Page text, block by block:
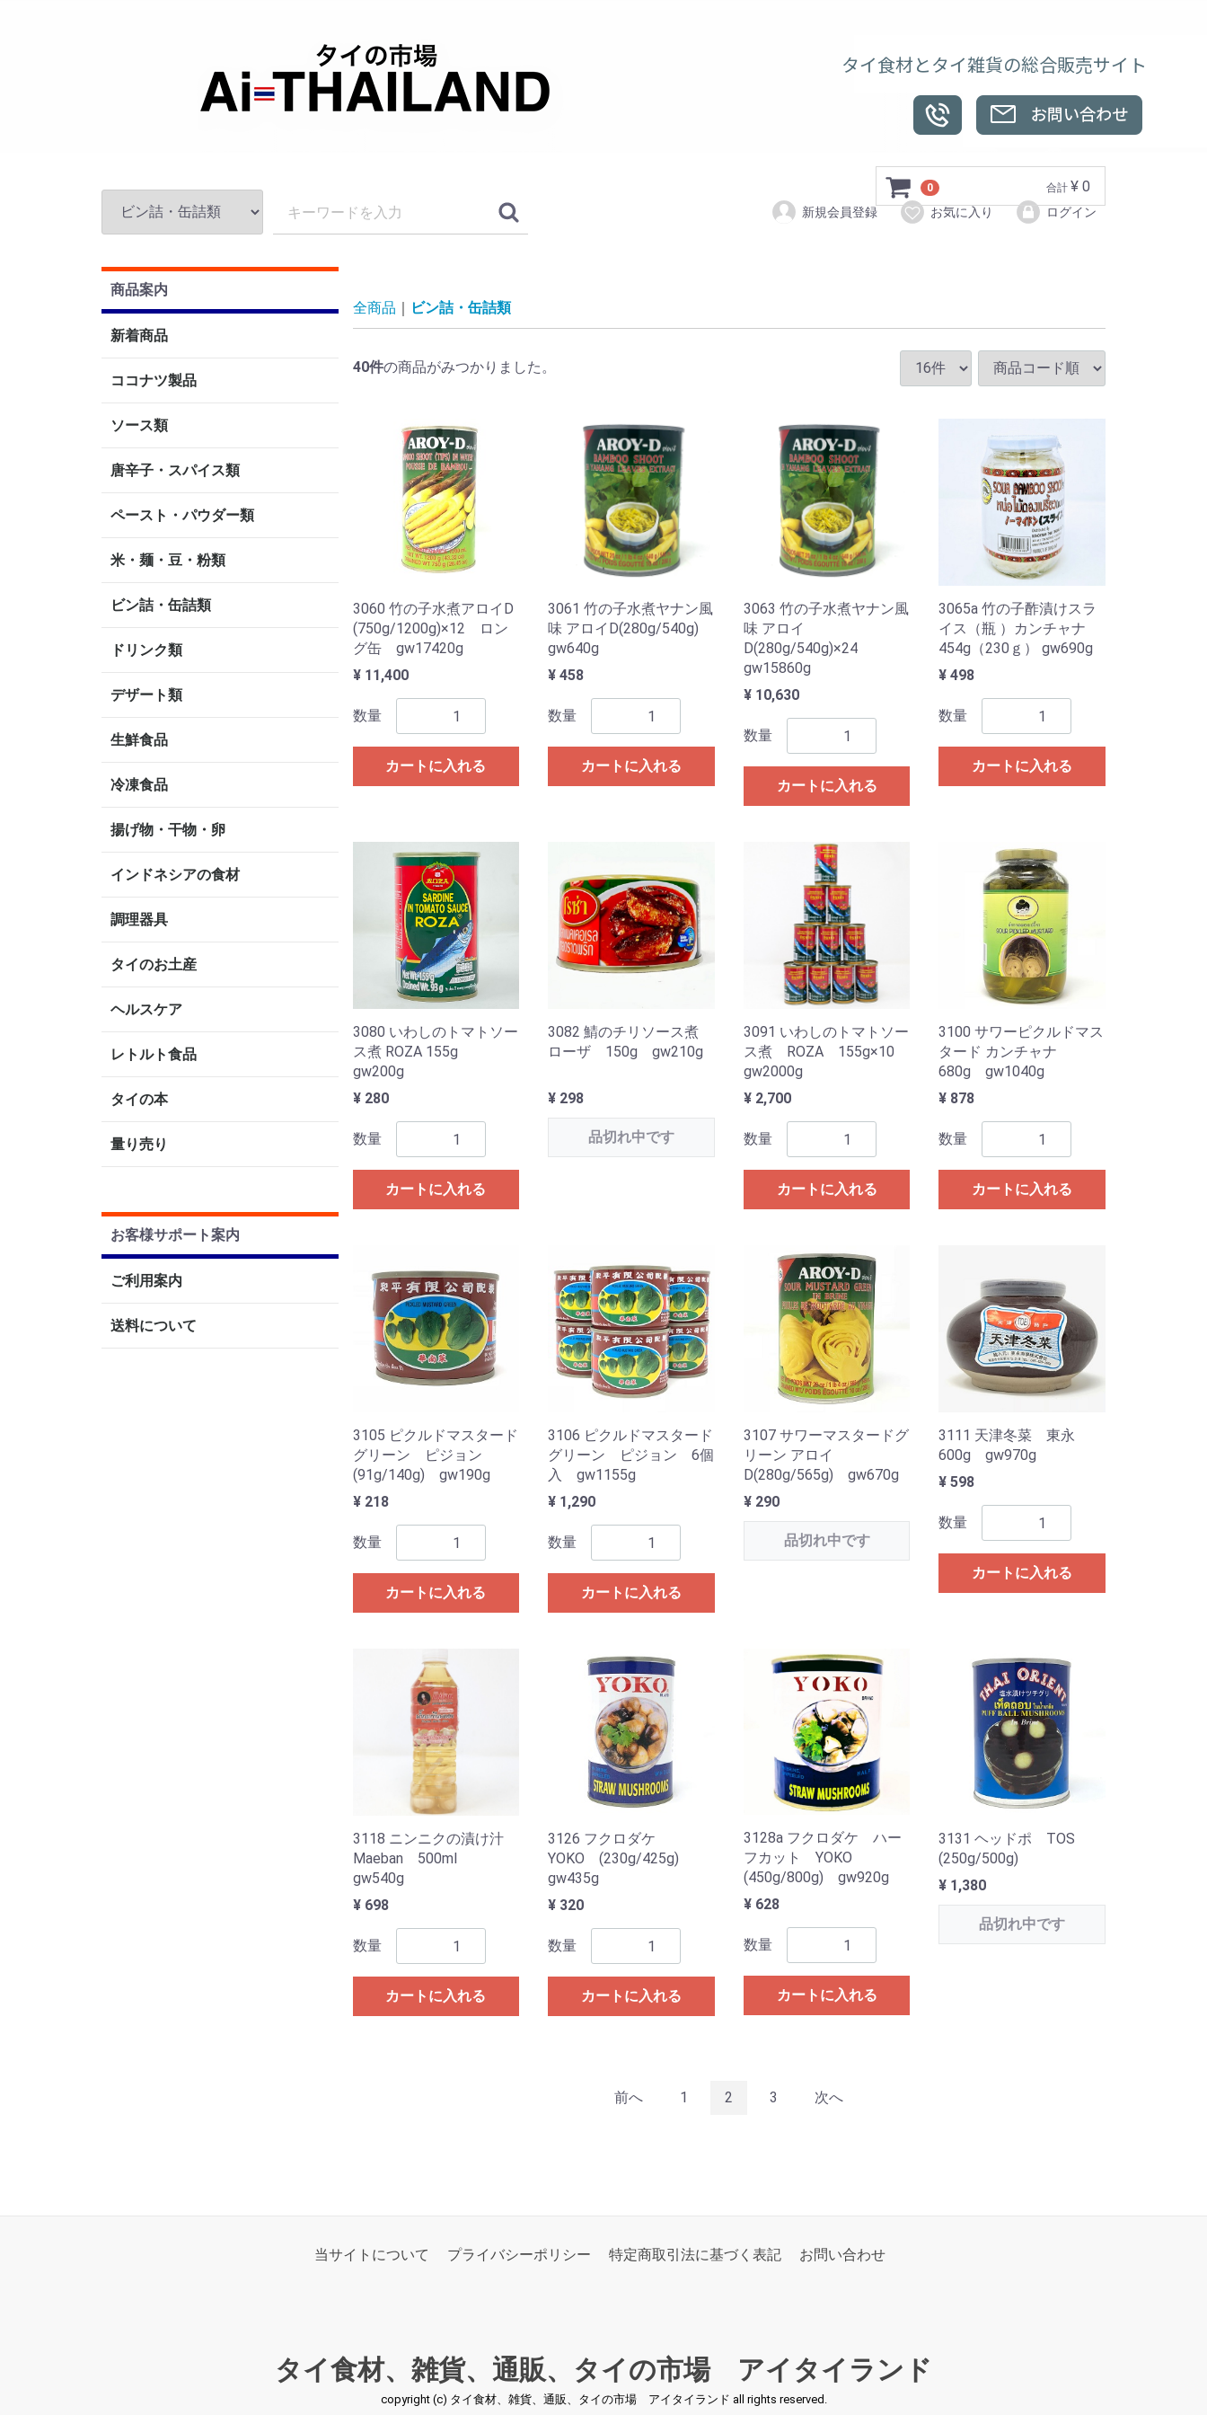
タイ食材とタイ雑貨の総合販売サイト
0 合計 ¥ 0
新規会員登録 お気に入り ログイン
商品案内
新着商品
ココナツ製品
ソース類
唐辛子・スパイス類
ペースト・パウダー類
米・麺・豆・粉類
ビン詰・缶詰類
ドリンク類
デザート類
生鮮食品
冷凍食品
揚げ物・干物・卵
インドネシアの食材
調理器具
タイのお土産
ヘルスケア
レトルト食品
タイの本
量り売り
お客様サポート案内
ご利用案内
送料について
全商品 ビン詰・缶詰類
40件の商品がみつかりました。
3060 竹の子水煮アロイD
(750g/1200g)×12 ロン
グ缶 gw17420g
¥ 11,400
数量
カートに入れる
3061 竹の子水煮ヤナン風
味 アロイD(280g/540g)
gw640g
¥ 458
数量
カートに入れる
3063 竹の子水煮ヤナン風
味 アロイ
D(280g/540g)×24
gw15860g
¥ 10,630
数量
カートに入れる
3065a 竹の子酢漬けスラ
イス（瓶 ）カンチャナ
454g（230ｇ） gw690g
¥ 498
数量
カートに入れる
3080 いわしのトマトソー
ス煮 ROZA 155g
gw200g
¥ 280
数量
カートに入れる
3082 鯖のチリソース煮
ローザ 150g gw210g
¥ 298
品切れ中です
3091 いわしのトマトソー
ス煮 ROZA 155g×10
gw2000g
¥ 2,700
数量
カートに入れる
3100 サワーピクルドマス
タード カンチャナ
680g gw1040g
¥ 878
数量
カートに入れる
3105 ピクルドマスタード
グリーン ピジョン
(91g/140g) gw190g
¥ 218
数量
カートに入れる
3106 ピクルドマスタード
グリーン ピジョン 6個
入 gw1155g
¥ 1,290
数量
カートに入れる
3107 サワーマスタードグ
リーン アロイ
D(280g/565g) gw670g
¥ 290
品切れ中です
3111 天津冬菜 東永
600g gw970g
¥ 598
数量
カートに入れる
3118 ニンニクの漬け汁
Maeban 500ml
gw540g
¥ 698
数量
カートに入れる
3126 フクロダケ
YOKO (230g/425g)
gw435g
¥ 320
数量
カートに入れる
3128a フクロダケ ハー
フカット YOKO
(450g/800g) gw920g
¥ 628
数量
カートに入れる
3131 ヘッドポ TOS
(250g/500g)
¥ 1,380
品切れ中です
前へ 1 2 3 次へ
当サイトについて プライバシーポリシー 特定商取引法に基づく表記 お問い合わせ
タイ食材、雑貨、通販、タイの市場 アイタイランド
copyright (c) タイ食材、雑貨、通販、タイの市場 アイタイランド all rights reserved.